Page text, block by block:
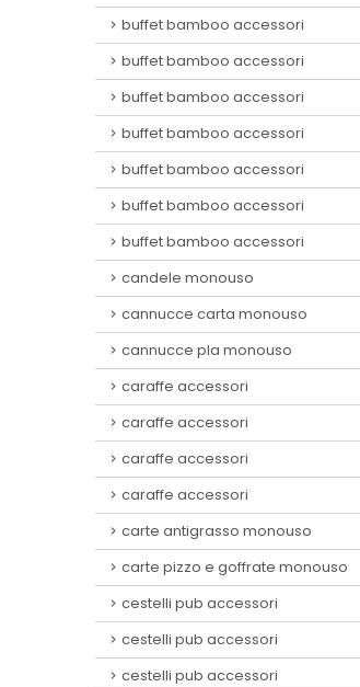
buffet bamboo accessori
buffet bamboo accessori
buffet bamboo accessori
buffet bamboo accessori
buffet bamboo accessori
buffet bamboo accessori
buffet bamboo accessori
candele monouso
cannucce carta monouso
cannucce pla monouso
caraffe accessori
caraffe accessori
caraffe accessori
caraffe accessori
carte antigrasso monouso
carte pizzo e goffrate monouso
cestelli pub accessori
cestelli pub accessori
cestelli pub accessori